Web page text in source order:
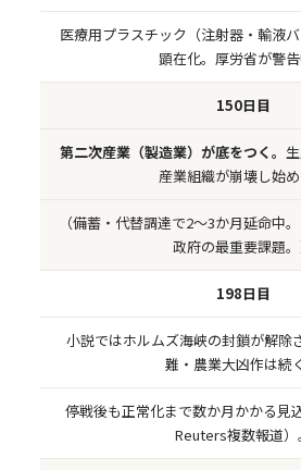
医療用プラスチック（注射器・輸液
顕在化。厚労省が警告
150日目
第二次産業（製造業）が底をつく。
産業組織が崩壊し始め
（備蓄・代替調達で2〜3か月延命中
政府の最重要課題。
198日目
小説ではホルムズ海峡の封鎖が解除
難・農業大凶作は続く
停戦後も正常化まで数か月かかる見
Reuters複数報道）。